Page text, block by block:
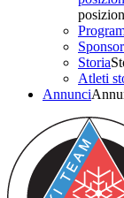
Sponsor
Storia
Atleti
Annunci